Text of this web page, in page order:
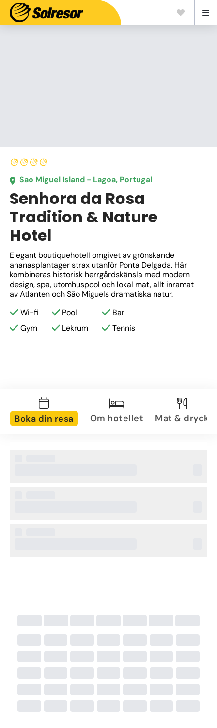
Sao Miguel Island - Lagoa, Portugal
Senhora da Rosa
Tradition & Nature
Hotel
Elegant boutiquehotell omgivet av grönskande
ananasplantager strax utanför Ponta Delgada. Här
kombineras historisk herrgårdskänsla med modern
design, spa, utomhuspool och lokal mat, allt inramat
av Atlanten och São Miguels dramatiska natur.
Wi-fi
Pool
Bar
Gym
Lekrum Tennis
Boka din resa Om hotellet Mat & dryck